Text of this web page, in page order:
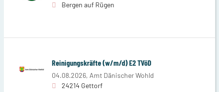
Bergen auf Rügen
Reinigungskräfte (w/m/d) E2 TVöD
04.08.2026, Amt Dänischer Wohld
24214 Gettorf